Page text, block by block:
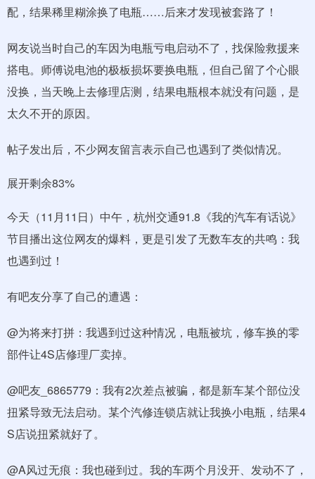
配，结果稀里糊涂换了电瓶……后来才发现被套路了！
网友说当时自己的车因为电瓶亏电启动不了，找保险救援来
搭电。师傅说电池的极板损坏要换电瓶，但自己留了个心眼
没换，当天晚上去修理店测，结果电瓶根本就没有问题，是
太久不开的原因。
帖子发出后，不少网友留言表示自己也遇到了类似情况。
展开剩余83%
今天（11月11日）中午，杭州交通91.8《我的汽车有话说》
节目播出这位网友的爆料，更是引发了无数车友的共鸣：我
也遇到过！
有吧友分享了自己的遭遇：
@为将来打拼：我遇到过这种情况，电瓶被坑，修车换的零
部件让4S店修理厂卖掉。
@吧友_6865779：我有2次差点被骗，都是新车某个部位没
扭紧导致无法启动。某个汽修连锁店就让我换小电瓶，结果4
S店说扭紧就好了。
@A风过无痕：我也碰到过。我的车两个月没开、发动不了，